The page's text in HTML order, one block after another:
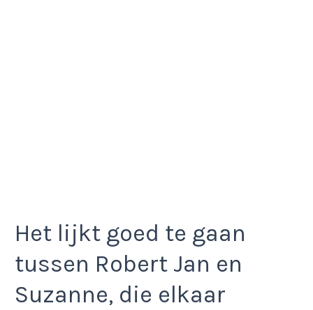
Het lijkt goed te gaan
tussen Robert Jan en
Suzanne, die elkaar